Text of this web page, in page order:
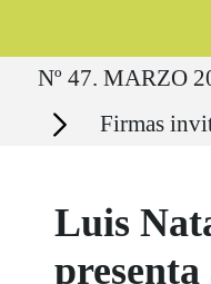
Ruta del sitio
Nº 47. MARZO
Secciones Firmas
Luis